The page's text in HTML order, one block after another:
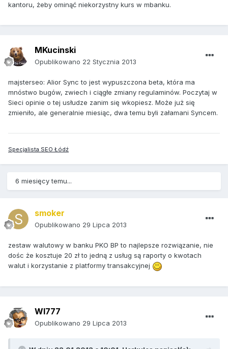
kantoru, żeby ominąć niekorzystny kurs w mbanku.
MKucinski
Opublikowano 22 Stycznia 2013
majsterseo: Alior Sync to jest wypuszczona beta, która ma
mnóstwo bugów, zwiech i ciągłe zmiany regulaminów. Poczytaj w
Sieci opinie o tej usłudze zanim się wkopiesz. Może już się
zmieniło, ale generalnie miesiąc, dwa temu byli załamani Syncem.
Specjalista SEO Łódź
6 miesięcy temu...
smoker
Opublikowano 29 Lipca 2013
zestaw walutowy w banku PKO BP to najlepsze rozwiązanie, nie
dośc że kosztuje 20 zł to jedną z usług są raporty o kwotach
walut i korzystanie z platformy transakcyjnej
WI777
Opublikowano 29 Lipca 2013